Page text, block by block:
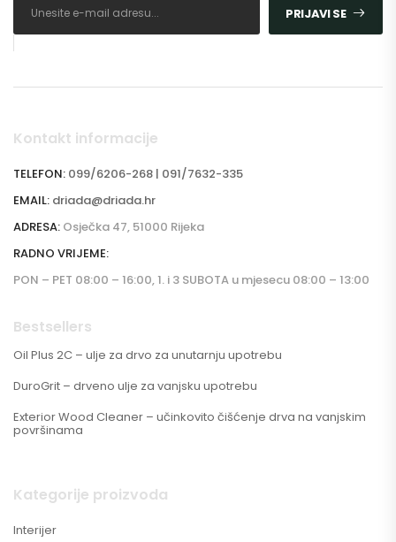
PRIJAVI SE
Kontakt informacije
TELEFON: 099/6206-268 | 091/7632-335
EMAIL: driada@driada.hr
ADRESA: Osječka 47, 51000 Rijeka
RADNO VRIJEME:
PON – PET 08:00 – 16:00, 1. i 3 SUBOTA u mjesecu 08:00 – 13:00
Bestsellers
Oil Plus 2C – ulje za drvo za unutarnju upotrebu
DuroGrit – drveno ulje za vanjsku upotrebu
Exterior Wood Cleaner – učinkovito čišćenje drva na vanjskim
površinama
Kategorije proizvoda
Interijer